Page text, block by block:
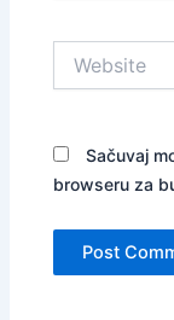
Sačuvaj
browseru za